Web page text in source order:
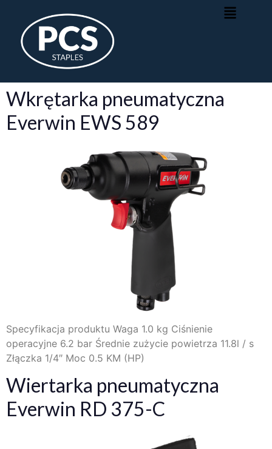
Wkrętarka pneumatyczna
Everwin EWS 589
Specyfikacja produktu Waga 1.0 kg Ciśnienie
operacyjne 6.2 bar Średnie zużycie powietrza 11.8l / s
Złączka 1/4″ Moc 0.5 KM (HP)
Wiertarka pneumatyczna
Everwin RD 375-C